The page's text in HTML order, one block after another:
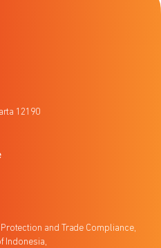
12190
and Trade Compliance,
Indonesia,